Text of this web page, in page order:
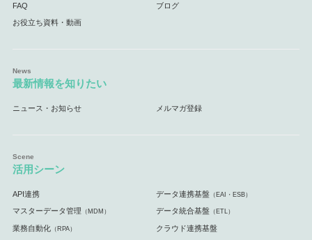
FAQ ブログ
お役立ち資料・動画
最新情報を知りたい
ニュース・お知らせ メルマガ登録
活用シーン
API連携 データ連携基盤 （EAI・ESB）
マスターデータ管理 （MDM） データ統合基盤 （ETL）
業務自動化（RPA） クラウド連携基盤